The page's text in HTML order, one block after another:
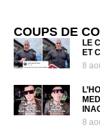
COUPS DE
LE
ET
8
8